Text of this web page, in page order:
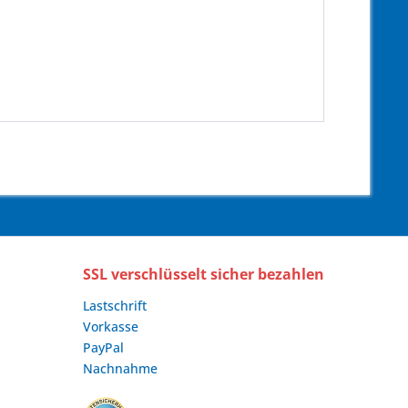
SSL verschlüsselt sicher bezahlen
Lastschrift
Vorkasse
PayPal
Nachnahme